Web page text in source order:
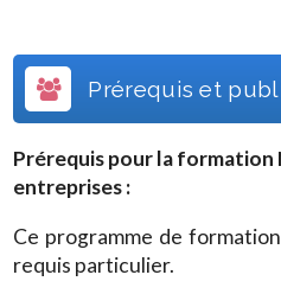
Prérequis et
Prérequis pour la formation
entreprises:
Ce programme de
requis particulier.